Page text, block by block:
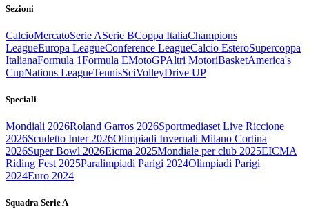
Sezioni
CalcioMercatoSerie ASerie BCoppa ItaliaChampions
LeagueEuropa LeagueConference LeagueCalcio EsteroSupercoppa
ItalianaFormula 1Formula EMotoGPAltri MotoriBasketAmerica's
CupNations LeagueTennisSciVolleyDrive UP
Speciali
Mondiali 2026Roland Garros 2026Sportmediaset Live Riccione
2026Scudetto Inter 2026Olimpiadi Invernali Milano Cortina
2026Super Bowl 2026Eicma 2025Mondiale per club 2025EICMA
Riding Fest 2025Paralimpiadi Parigi 2024Olimpiadi Parigi
2024Euro 2024
Squadra Serie A